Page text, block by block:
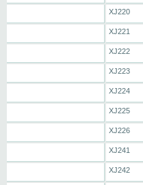
XJ220
XJ221
XJ222
XJ223
XJ224
XJ225
XJ226
XJ241
XJ242